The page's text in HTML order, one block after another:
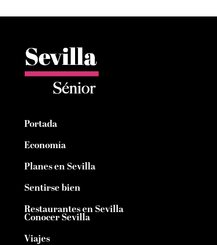
Portada
Economía
Planes en Sevilla
Sentirse bien
Restaurantes en Sevilla
Conocer Sevilla
Viajes